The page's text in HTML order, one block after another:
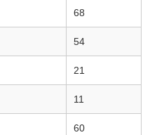
68
54
21
11
60